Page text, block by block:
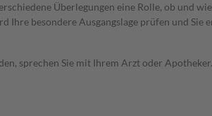
Überlegungen eine Rolle, ob und
Ihre besondere Ausgangslage prüfen und
sprechen Sie mit Ihrem Arzt oder